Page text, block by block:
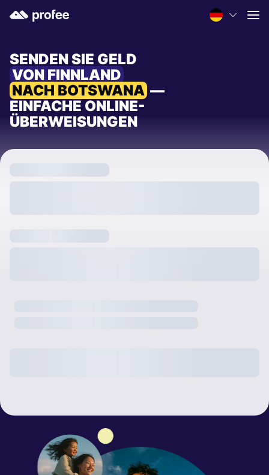
SENDEN SIE GELD
VON FINNLAND
NACH BOTSWANA —
EINFACHE ONLINE-
ÜBERWEISUNGEN